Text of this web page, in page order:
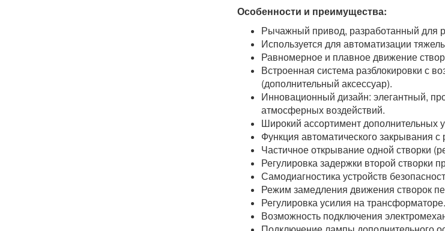
Особенности и преимущества:
Рычажный привод, разработанный для
Используется для автоматизации
Равномерное и плавное движение
Встроенная система разблокировки с
(дополнительный аксессуар).
Инновационный дизайн: элегантный,
атмосферных воздействий.
Широкий ассортимент дополнительных
Функция автоматического закрывания
Частичное открывание одной створки
Регулировка задержки второй створки
Самодиагностика устройств
Режим замедления движения створок
Регулировка усилия на трансформаторе.
Возможность подключения